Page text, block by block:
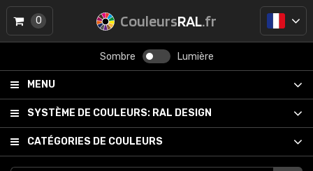
CouleursRAL.fr
Sombre Lumière
MENU
SYSTÈME DE COULEURS: RAL DESIGN
CATÉGORIES DE COULEURS
0